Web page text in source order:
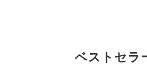
ベストセラ